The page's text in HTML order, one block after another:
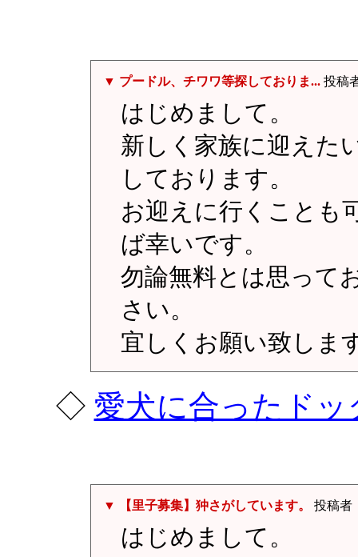
▼ プードル、チワワ等探しておりま...投稿
はじめまして。
新しく家族に迎えた
しております。
お迎えに行くことも
ば幸いです。
勿論無料とは思って
さい。
宜しくお願い致しま
◇ 愛犬に合ったド
▼ 【里子募集】狆さがしています。 投稿者
はじめまして。